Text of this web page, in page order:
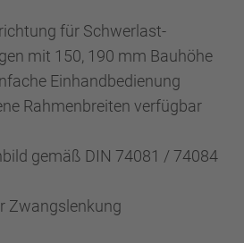
für Schwerlast-
mit 150, 190 mm Bauhöhe
Einhandbedienung
Rahmenbreiten verfügbar
gemäß DIN 74081 / 74084
Zwangslenkung